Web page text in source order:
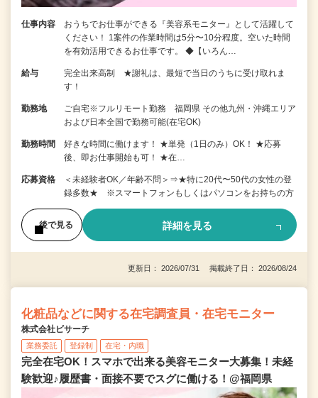
仕事内容
おうちでお仕事ができる『美容系モニター』として活躍して
ください！ 1案件の作業時間は5分〜10分程度。空いた時間
を有効活用できるお仕事です。 ◆【いろん…
給与
完全出来高制 ★謝礼は、最短で当日のうちに受け取れま
す！
勤務地
ご自宅※フルリモート勤務 福岡県 その他九州・沖縄エリア
および日本全国で勤務可能(在宅OK)
勤務時間
好きな時間に働けます！ ★単発（1日のみ）OK！ ★応募
後、即お仕事開始も可！ ★在…
応募資格
＜未経験者OK／年齢不問＞⇒★特に20代〜50代の女性の登
録多数★ ※スマートフォンもしくはパソコンをお持ちの方
後で見る 詳細を見る
更新日： 2026/07/31 掲載終了日： 2026/08/24
化粧品などに関する在宅調査員・在宅モニター
株式会社ビサーチ
業務委託 登録制 在宅・内職
完全在宅OK！スマホで出来る美容モニター大募集！未経
験歓迎♪履歴書・面接不要でスグに働ける！@福岡県